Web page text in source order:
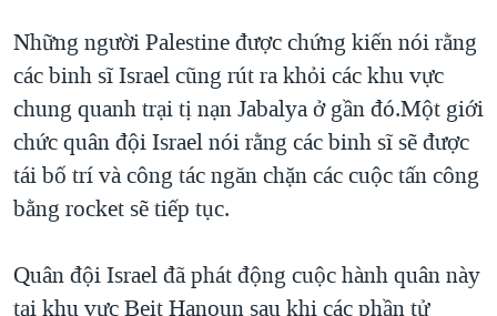
ĐỜI SỐNG
KHOA HỌC
SỨC KHOẺ
VĂN HOÁ
GIÁO DỤC
HÀNH TRÌNH BẦU CỬ 2024
MỘT NĂM CHIẾN TRANH TẠI DẢI GAZA
GIẢI MÃ VÀNH ĐAI & CON ĐƯỜNG
NGÀY TỊ NẠN THẾ GIỚI
TRỊNH VĨNH BÌNH - NGƯỜI HẠ 'BÊN THẮNG CUỘC'
CHI PHÍ CHIẾN TRANH AFGHANISTAN
NGHE
MẠNG XÃ HỘI
Ngôn ngữ khác
Những người Palestine được chứng kiến nói rằng
các binh sĩ Israel cũng rút ra khỏi các khu vực
chung quanh trại tị nạn Jabalya ở gần đó.Một giới
chức quân đội Israel nói rằng các binh sĩ sẽ được
tái bố trí và công tác ngăn chặn các cuộc tấn công
bằng rocket sẽ tiếp tục.
Quân đội Israel đã phát động cuộc hành quân này
tại khu vực Beit Hanoun sau khi các phần tử